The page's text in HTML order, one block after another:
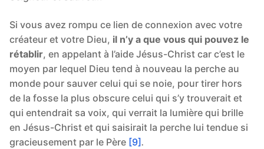
Si vous avez rompu ce lien de connexion avec votre
créateur et votre Dieu, il n’y a que vous qui pouvez le
rétablir, en appelant à l’aide Jésus-Christ car c’est le
moyen par lequel Dieu tend à nouveau la perche au
monde pour sauver celui qui se noie, pour tirer hors
de la fosse la plus obscure celui qui s’y trouverait et
qui entendrait sa voix, qui verrait la lumière qui brille
en Jésus-Christ et qui saisirait la perche lui tendue si
gracieusement par le Père [9].